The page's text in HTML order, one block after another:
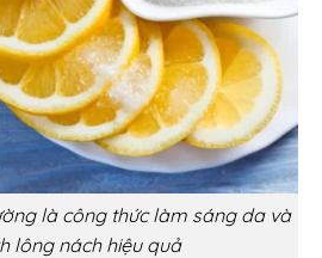
là công thức làm sáng da và
lông nách hiệu quả